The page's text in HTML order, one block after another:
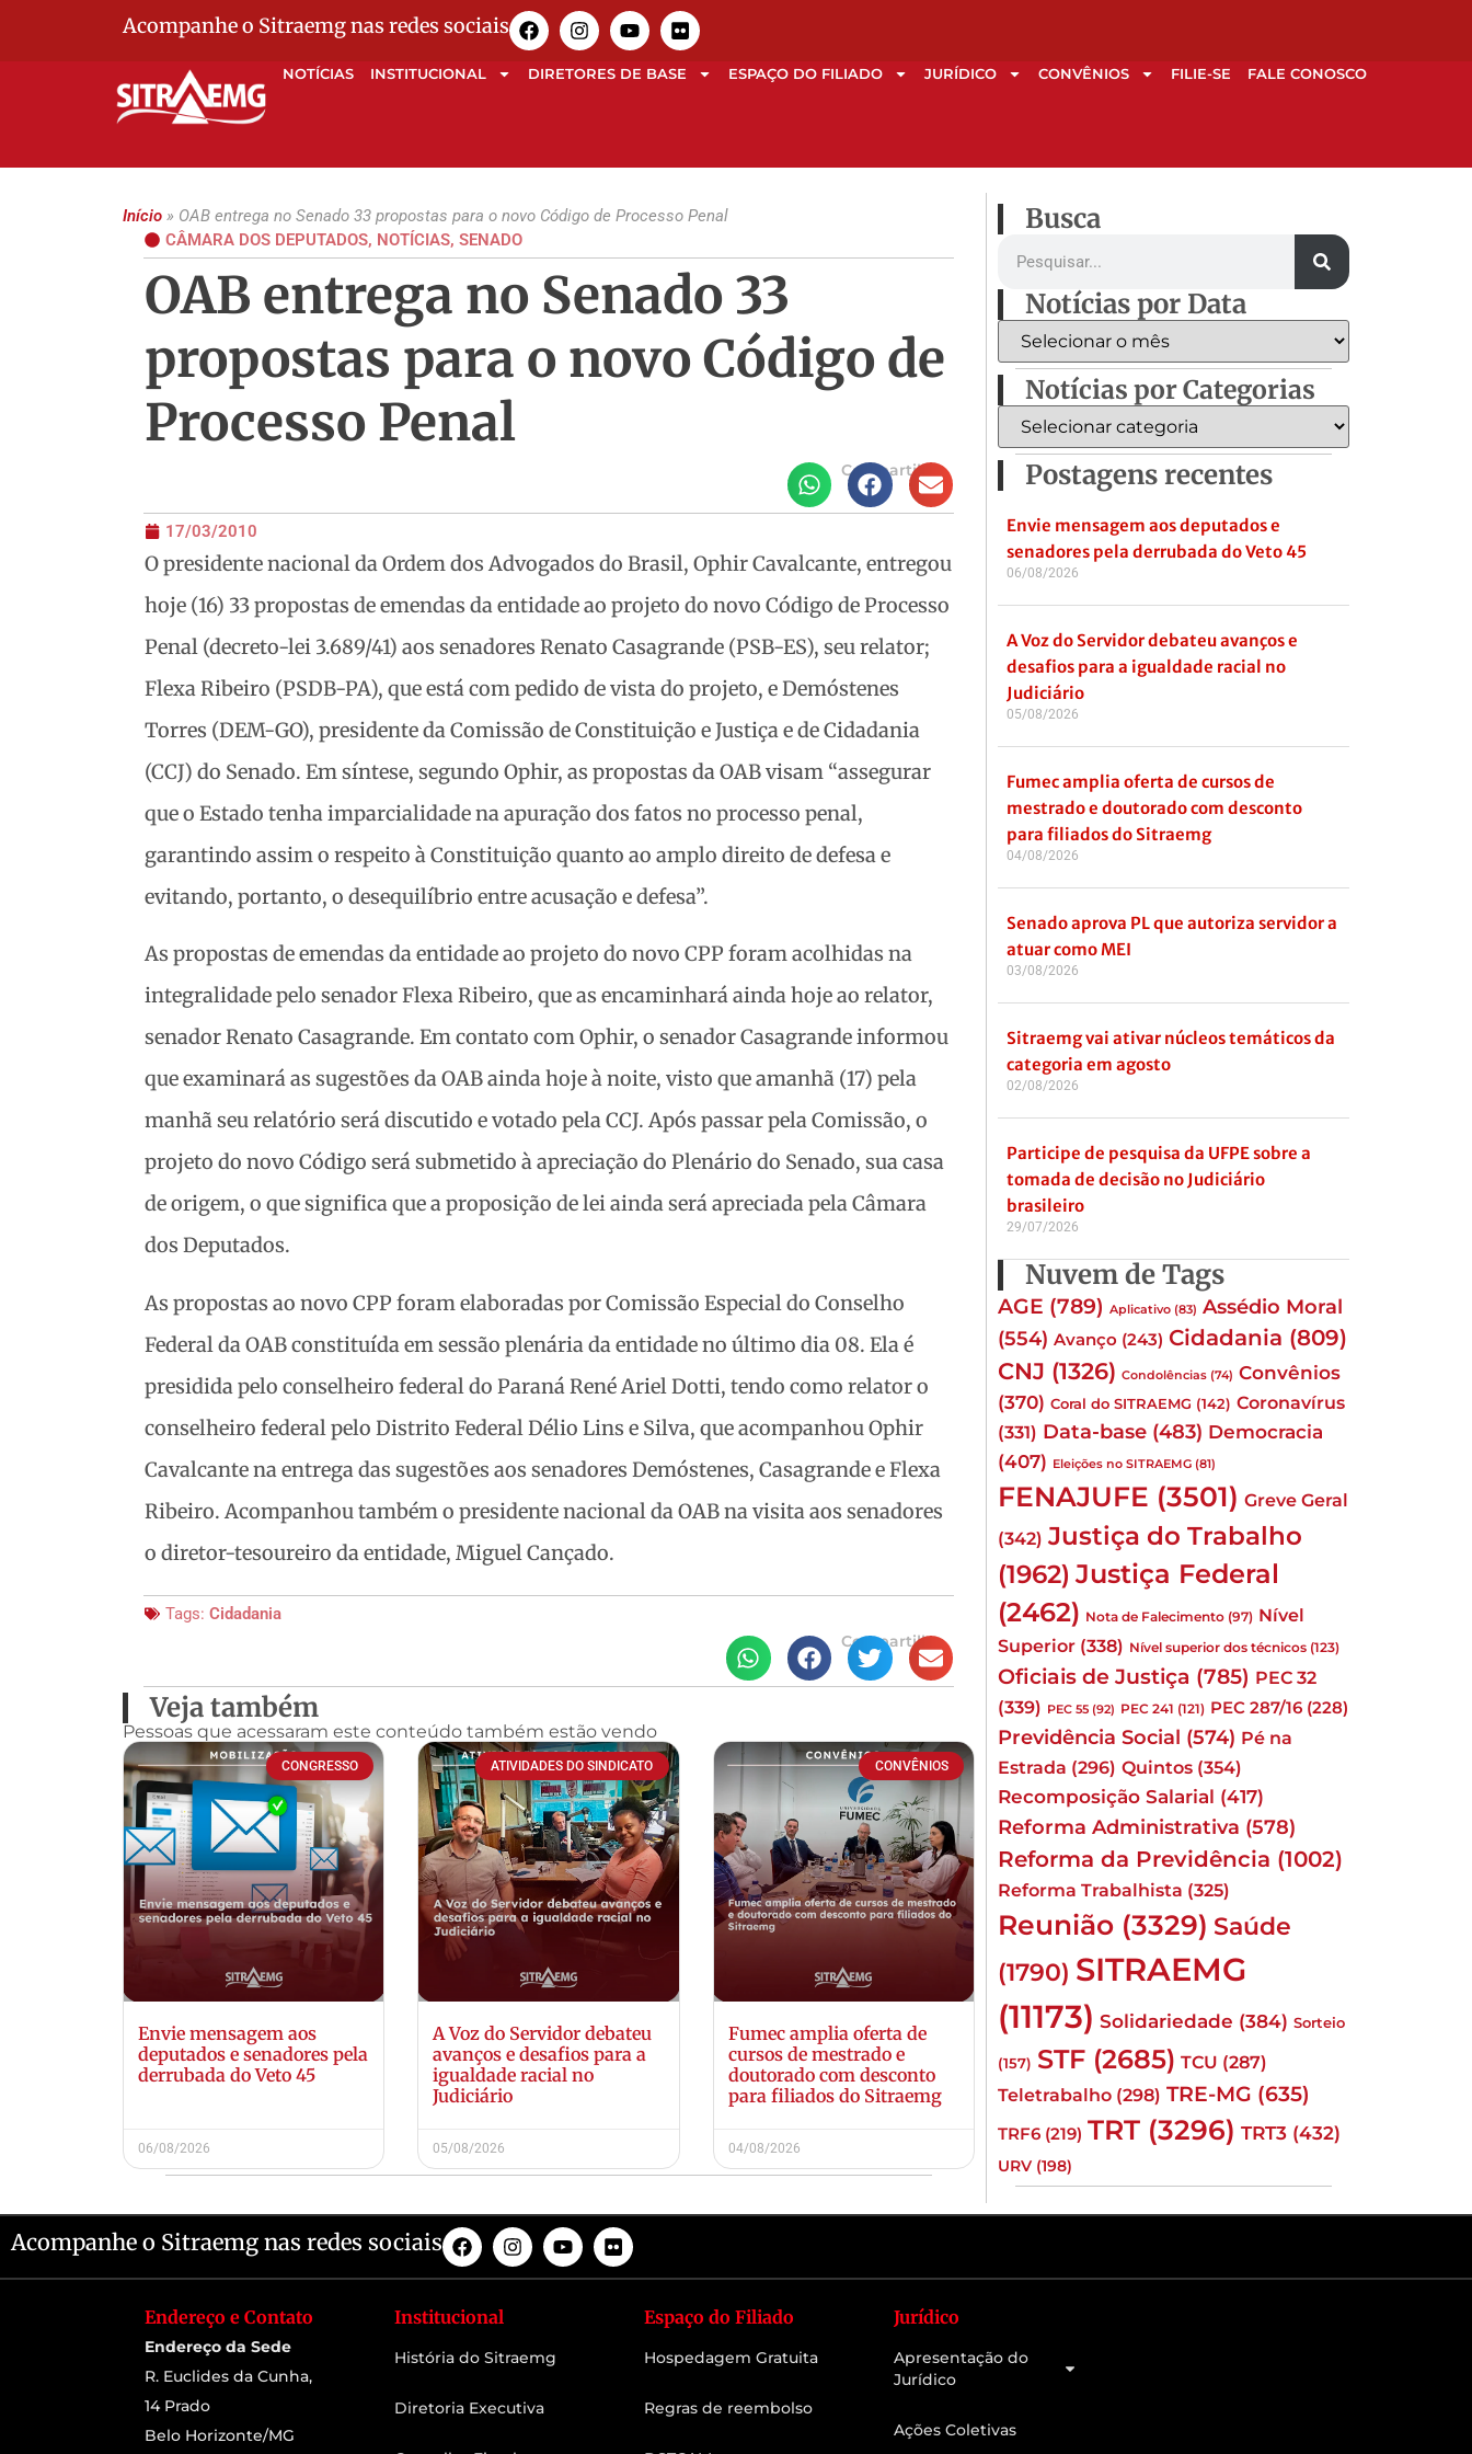
Acompanhe o Sitraemg nas redes sociais
NOTÍCIAS INSTITUCIONAL DIRETORES DE BASE ESPAÇO DO FILIADO JURÍDICO CONVÊNIOS FILIE-SE FALE CONOSCO
Início » OAB entrega no Senado 33 propostas para o novo Código de Processo Penal
CÂMARA DOS DEPUTADOS, NOTÍCIAS, SENADO
OAB entrega no Senado 33
propostas para o novo Código de
Processo Penal
Compartilhe
17/03/2010
O presidente nacional da Ordem dos Advogados do Brasil, Ophir Cavalcante, entregou
hoje (16) 33 propostas de emendas da entidade ao projeto do novo Código de Processo
Penal (decreto-lei 3.689/41) aos senadores Renato Casagrande (PSB-ES), seu relator;
Flexa Ribeiro (PSDB-PA), que está com pedido de vista do projeto, e Demóstenes
Torres (DEM-GO), presidente da Comissão de Constituição e Justiça e de Cidadania
(CCJ) do Senado. Em síntese, segundo Ophir, as propostas da OAB visam “assegurar
que o Estado tenha imparcialidade na apuração dos fatos no processo penal,
garantindo assim o respeito à Constituição quanto ao amplo direito de defesa e
evitando, portanto, o desequilíbrio entre acusação e defesa”.
As propostas de emendas da entidade ao projeto do novo CPP foram acolhidas na
integralidade pelo senador Flexa Ribeiro, que as encaminhará ainda hoje ao relator,
senador Renato Casagrande. Em contato com Ophir, o senador Casagrande informou
que examinará as sugestões da OAB ainda hoje à noite, visto que amanhã (17) pela
manhã seu relatório será discutido e votado pela CCJ. Após passar pela Comissão, o
projeto do novo Código será submetido à apreciação do Plenário do Senado, sua casa
de origem, o que significa que a proposição de lei ainda será apreciada pela Câmara
dos Deputados.
As propostas ao novo CPP foram elaboradas por Comissão Especial do Conselho
Federal da OAB constituída em sessão plenária da entidade no último dia 08. Ela é
presidida pelo conselheiro federal do Paraná René Ariel Dotti, tendo como relator o
conselheiro federal pelo Distrito Federal Délio Lins e Silva, que acompanhou Ophir
Cavalcante na entrega das sugestões aos senadores Demóstenes, Casagrande e Flexa
Ribeiro. Acompanhou também o presidente nacional da OAB na visita aos senadores
o diretor-tesoureiro da entidade, Miguel Cançado.
Tags: Cidadania
Compartilhe
Veja também
Pessoas que acessaram este conteúdo também estão vendo
CONGRESSO
Envie mensagem aos
deputados e senadores pela
derrubada do Veto 45
06/08/2026
ATIVIDADES DO SINDICATO
A Voz do Servidor debateu
avanços e desafios para a
igualdade racial no
Judiciário
05/08/2026
CONVÊNIOS
Fumec amplia oferta de
cursos de mestrado e
doutorado com desconto
para filiados do Sitraemg
04/08/2026
Busca
Notícias por Data
Notícias por Categorias
Postagens recentes
Envie mensagem aos deputados e
senadores pela derrubada do Veto 45
06/08/2026
A Voz do Servidor debateu avanços e
desafios para a igualdade racial no
Judiciário
05/08/2026
Fumec amplia oferta de cursos de
mestrado e doutorado com desconto
para filiados do Sitraemg
04/08/2026
Senado aprova PL que autoriza servidor a
atuar como MEI
03/08/2026
Sitraemg vai ativar núcleos temáticos da
categoria em agosto
02/08/2026
Participe de pesquisa da UFPE sobre a
tomada de decisão no Judiciário
brasileiro
29/07/2026
Nuvem de Tags
AGE (789) Aplicativo (83) Assédio Moral
(554) Avanço (243) Cidadania (809)
CNJ (1326) Condolências (74) Convênios
(370) Coral do SITRAEMG (142) Coronavírus
(331) Data-base (483) Democracia
(407) Eleições no SITRAEMG (81)
FENAJUFE (3501) Greve Geral
(342) Justiça do Trabalho
(1962) Justiça Federal
(2462) Nota de Falecimento (97) Nível
Superior (338) Nível superior dos técnicos (123)
Oficiais de Justiça (785) PEC 32
(339) PEC 55 (92) PEC 241 (121) PEC 287/16 (228)
Previdência Social (574) Pé na
Estrada (296) Quintos (354)
Recomposição Salarial (417)
Reforma Administrativa (578)
Reforma da Previdência (1002)
Reforma Trabalhista (325)
Reunião (3329) Saúde
(1790) SITRAEMG
(11173) Solidariedade (384) Sorteio
(157) STF (2685) TCU (287)
Teletrabalho (298) TRE-MG (635)
TRF6 (219) TRT (3296) TRT3 (432)
URV (198)
Acompanhe o Sitraemg nas redes sociais
Endereço e Contato
Endereço da Sede
R. Euclides da Cunha,
14 Prado
Belo Horizonte/MG
Institucional
História do Sitraemg
Diretoria Executiva
Espaço do Filiado
Hospedagem Gratuita
Regras de reembolso
Jurídico
Apresentação do
Jurídico
Ações Coletivas